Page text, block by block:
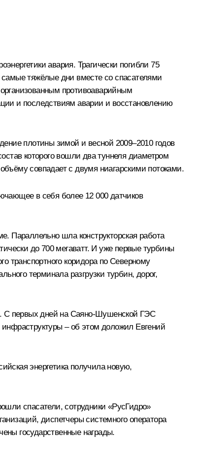
авария. Трагически погибли 75
самые тяжёлые дни вместе со спасателями
противоаварийным
и последствиям аварии и восстановлению
плотины зимой и весной 2009–2010 годов
которого вошли два туннеля диаметром
совпадает с двумя ниагарскими потоками.
в себя более 12 000 датчиков
Параллельно шла конструкторская работа
до 700 мегаватт. И уже первые турбины
транспортного коридора по Северному
терминала разгрузки турбин, дорог,
С первых дней на Саяно-Шушенской ГЭС
– об этом доложил Евгений
энергетика получила новую,
спасатели, сотрудники «РусГидро»
диспетчеры системного оператора
государственные награды.